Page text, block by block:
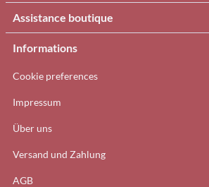
Assistance boutique
Informations
Cookie preferences
Impressum
Über uns
Versand und Zahlung
AGB